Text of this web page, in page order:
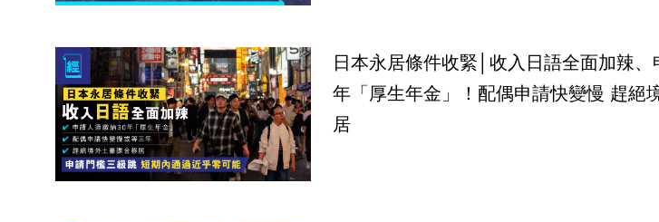
日本永居條件收緊│收入日語全面加辣
年「厚生年金」！配偶申請快變慢 趕絕
居